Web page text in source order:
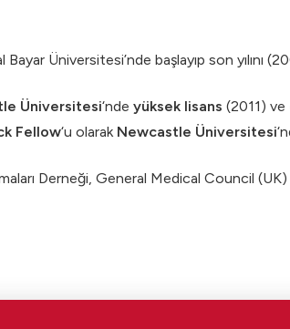
Bayar Üniversitesi’nde başlayıp son yılını
Üniversitesi‘nde yüksek lisans (2011) ve
Fellow‘u olarak Newcastle Üniversitesi
Derneği, General Medical Council